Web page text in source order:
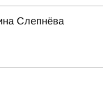
Слепнёва